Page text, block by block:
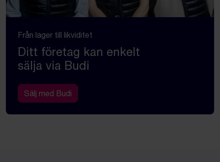
Från lager till likviditet
Ditt företag kan enkelt
sälja via Budi
Sälj med Budi